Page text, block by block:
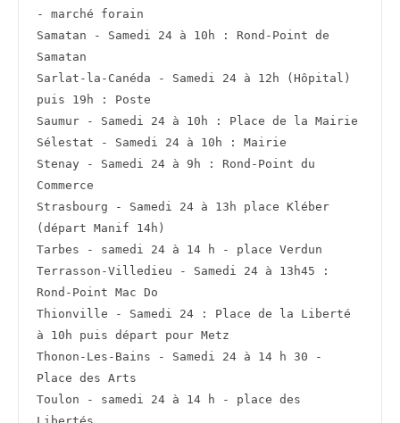
- marché forain
Samatan - Samedi 24 à 10h : Rond-Point de
Samatan
Sarlat-la-Canéda - Samedi 24 à 12h (Hôpital)
puis 19h : Poste
Saumur - Samedi 24 à 10h : Place de la Mairie
Sélestat - Samedi 24 à 10h : Mairie
Stenay - Samedi 24 à 9h : Rond-Point du
Commerce
Strasbourg - Samedi 24 à 13h place Kléber
(départ Manif 14h)
Tarbes - samedi 24 à 14 h - place Verdun
Terrasson-Villedieu - Samedi 24 à 13h45 :
Rond-Point Mac Do
Thionville - Samedi 24 : Place de la Liberté
à 10h puis départ pour Metz
Thonon-Les-Bains - Samedi 24 à 14 h 30 -
Place des Arts
Toulon - samedi 24 à 14 h - place des